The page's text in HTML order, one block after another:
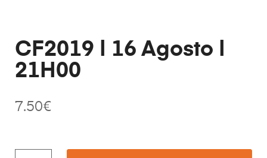
CF2019 | 16 Agosto |
21H00
7.50€